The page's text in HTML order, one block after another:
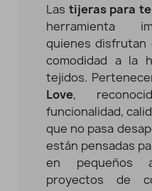
Las tijeras para
herramienta
quienes disfrutan
comodidad a la
tejidos.
Love,
funcionalidad,
que no pasa
están pensadas
en pequeños
proyectos de